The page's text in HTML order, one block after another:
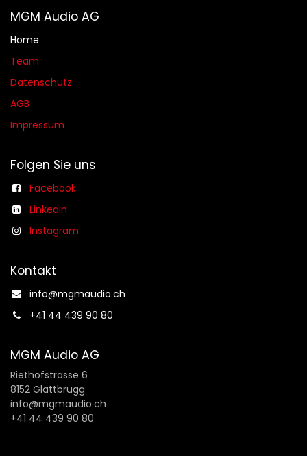
MGM Audio AG
Home
Team
Datenschutz
AGB​​
Impressum
Folgen Sie uns
Facebook
Linkedin
Instagram
Kontakt
info@mgmaudio.ch​
+41 44 439 90 80
MGM Audio AG
Riethofstrasse 6
8152 Glattbrugg
info@mgmaudio.ch
+41 44 439 90 80